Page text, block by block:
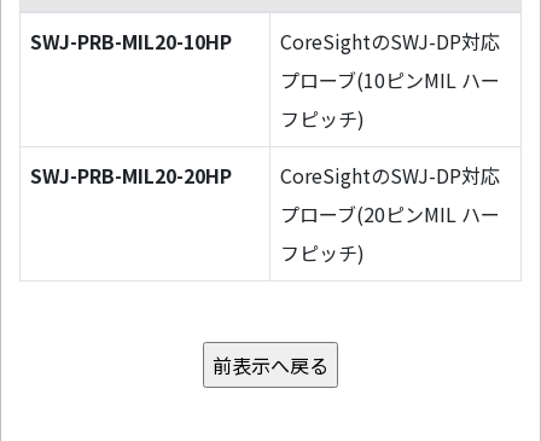
SWJ-PRB-MIL20-10HP
CoreSightのSWJ-DP対応
プローブ(10ピンMIL ハー
フピッチ)
SWJ-PRB-MIL20-20HP
CoreSightのSWJ-DP対応
プローブ(20ピンMIL ハー
フピッチ)